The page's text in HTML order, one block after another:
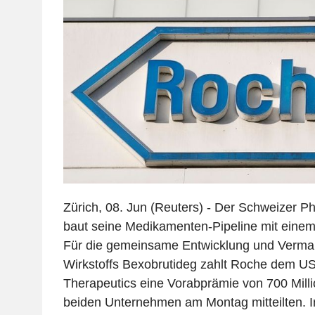
Zürich, 08. Jun (Reuters) - Der Schweizer
baut seine Medikamenten-Pipeline mit
Für die gemeinsame Entwicklung und
Wirkstoffs Bexobrutideg zahlt Roche dem
Therapeutics eine Vorabprämie von 700
beiden Unternehmen am Montag mitteilten.